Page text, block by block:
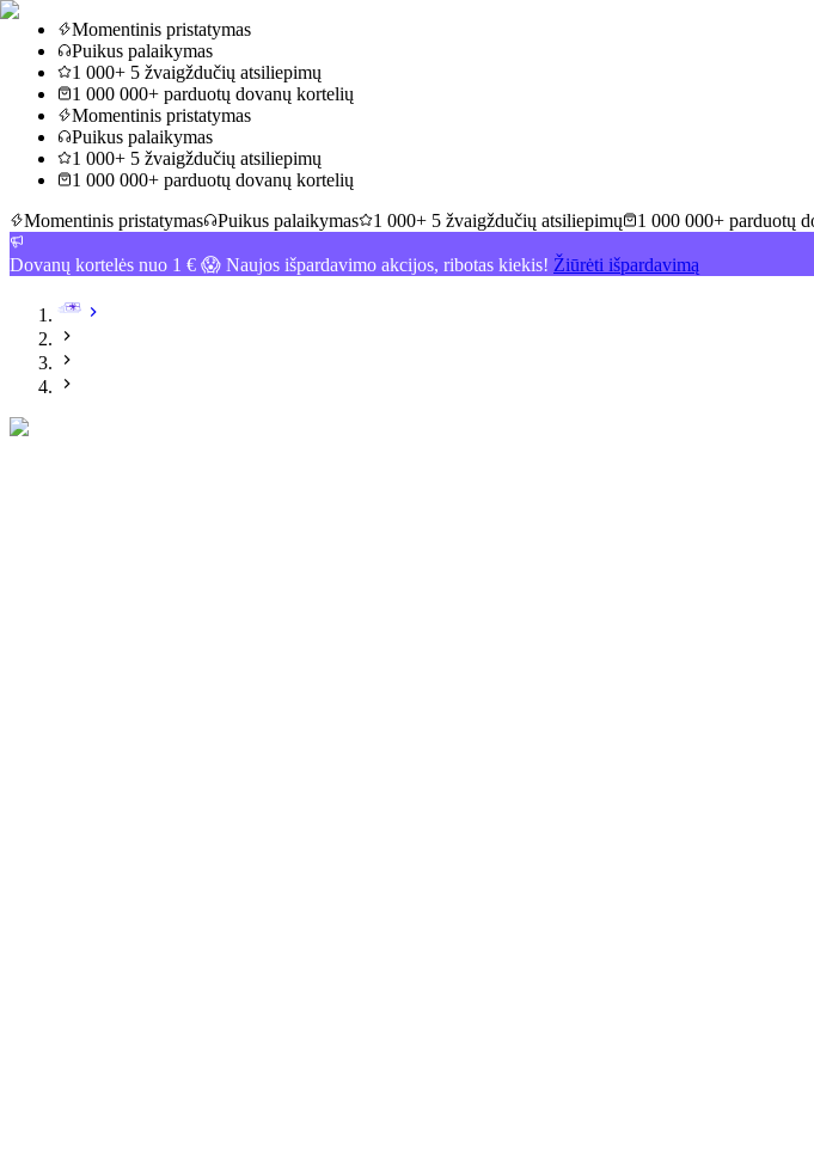
Momentinis pristatymas
Puikus palaikymas
1 000+ 5 žvaigždučių atsiliepimų
1 000 000+ parduotų dovanų kortelių
Momentinis pristatymas
Puikus palaikymas
1 000+ 5 žvaigždučių atsiliepimų
1 000 000+ parduotų dovanų kortelių
Momentinis pristatymas
Puikus palaikymas 1 000+ 5 žvaigždučių atsiliepimų 1 000 000+ parduotų
Dovanų kortelės nuo 1 € 😱 Naujos išpardavimo akcijos, ribotas kiekis! Žiūrėti išpardavimą